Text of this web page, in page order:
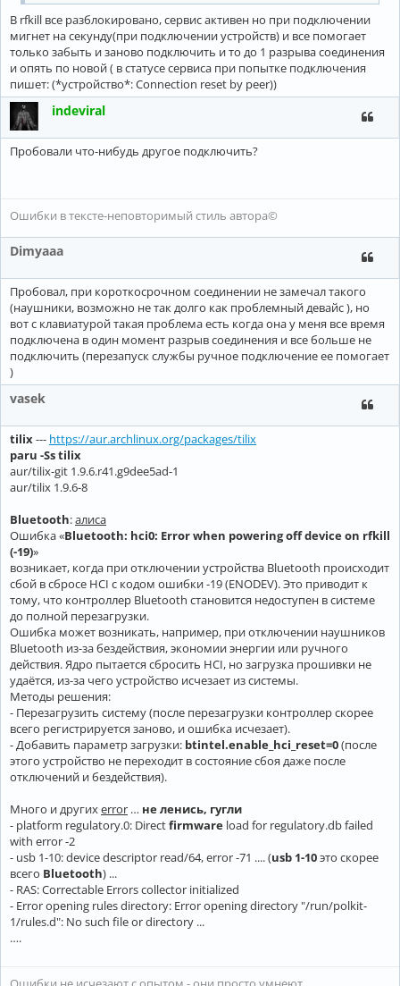
В rfkill все разблокировано, сервис активен но при подключении
мигнет на секунду(при подключении устройств) и все помогает
только забыть и заново подключить и то до 1 разрыва соединения
и опять по новой ( в статусе сервиса при попытке подключения
пишет: (*устройство*: Connection reset by peer))
indeviral
Пробовали что-нибудь другое подключить?
Ошибки в тексте-неповторимый стиль автора©
Dimyaaa
Пробовал, при короткосрочном соединении не замечал такого
(наушники, возможно не так долго как проблемный девайс ), но
вот с клавиатурой такая проблема есть когда она у меня все время
подключена в один момент разрыв соединения и все больше не
подключить (перезапуск службы ручное подключение ее помогает
)
vasek
tilix--- https://aur.archlinux.org/packages/tilix
paru -Ss tilix
aur/tilix-git 1.9.6.r41.g9dee5ad-1
aur/tilix 1.9.6-8
Bluetooth:алиса
Ошибка «Bluetooth: hci0: Error when powering off device on rfkill
(-19)»
возникает, когда при отключении устройства Bluetooth происходит
сбой в сбросе HCI с кодом ошибки -19 (ENODEV). Это приводит к
тому, что контроллер Bluetooth становится недоступен в системе
до полной перезагрузки.
Ошибка может возникать, например, при отключении наушников
Bluetooth из-за бездействия, экономии энергии или ручного
действия. Ядро пытается сбросить HCI, но загрузка прошивки не
удаётся, из-за чего устройство исчезает из системы.
Методы решения:
- Перезагрузить систему (после перезагрузки контроллер скорее
всего регистрируется заново, и ошибка исчезает).
- Добавить параметр загрузки: btintel.enable_hci_reset=0(после
этого устройство не переходит в состояние сбоя даже после
отключений и бездействия).
Много и другихerror … не ленись, гугли
- platform regulatory.0: Directfirmware load for regulatory.db failed
with error -2
- usb 1-10: device descriptor read/64, error -71 .... (usb 1-10это скорее
всего Bluetooth) ...
- RAS: Correctable Errors collector initialized
- Error opening rules directory: Error opening directory "/run/polkit-
1/rules.d": No such file or directory ...
….